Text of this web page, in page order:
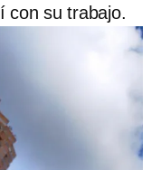
con su trabajo.